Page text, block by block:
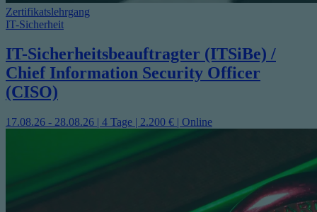
Zertifikatslehrgang
IT-Sicherheit
IT-Sicherheitsbeauftragter (ITSiBe) /
Chief Information Security Officer
(CISO)
17.08.26 - 28.08.26 | 4 Tage | 2.200 € | Online